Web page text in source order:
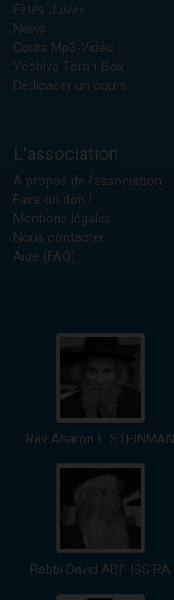
Fêtes Juives
News
Cours Mp3-Vidéo
Yéchiva Torah-Box
Dédicacer un cours
L'association
A propos de l'association
Faire un don !
Mentions légales
Nous contacter
Aide (FAQ)
Rav Aharon L. STEINMAN
Rabbi David ABI'HSSIRA